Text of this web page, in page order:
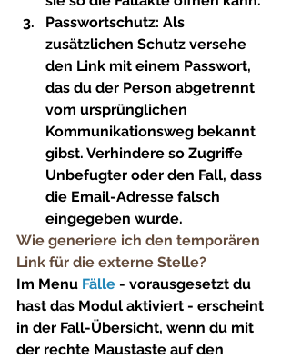
Passwortschutz: Als
zusätzlichen Schutz versehe
den Link mit einem Passwort,
das du der Person abgetrennt
vom ursprünglichen
Kommunikationsweg bekannt
gibst. Verhindere so Zugriffe
Unbefugter oder den Fall, dass
die Email-Adresse falsch
eingegeben wurde.
Wie generiere ich den temporären
Link für die externe Stelle?
Im Menu Fälle - vorausgesetzt du
hast das Modul aktiviert - erscheint
in der Fall-Übersicht, wenn du mit
der rechte Maustaste auf den